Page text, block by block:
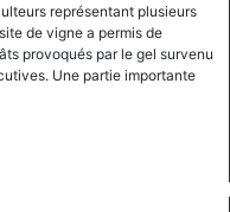
Bourgogne
et
la
représentant plusieurs
de vigne a permis de
provoqués par le gel survenu
Une partie importante